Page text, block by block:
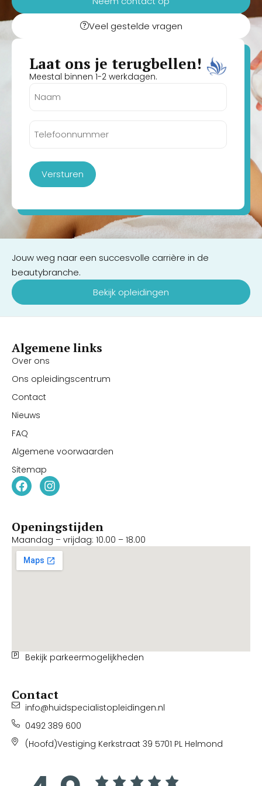
Veel gestelde vragen
Laat ons je terugbellen!
Meestal binnen 1-2 werkdagen.
Versturen
Jouw weg naar een succesvolle carrière in de
beautybranche.
Bekijk opleidingen
Algemene links
Over ons
Ons opleidingscentrum
Contact
Nieuws
FAQ
Algemene voorwaarden
Sitemap
Openingstijden
Maandag – vrijdag: 10.00 – 18.00
Bekijk parkeermogelijkheden
Contact
info@huidspecialistopleidingen.nl
0492 389 600
(Hoofd)Vestiging Kerkstraat 39 5701 PL Helmond